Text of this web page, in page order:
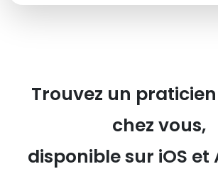
Trouvez un
chez vous,
disponible sur iOS et